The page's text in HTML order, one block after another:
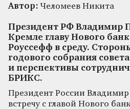
Автор: Челомеев Никита
Президент РФ Владимир
Кремле главу Нового
Роуссефф в среду.
годового собрания
и перспективы
БРИКС.
Президент России
встречу с главой Нового